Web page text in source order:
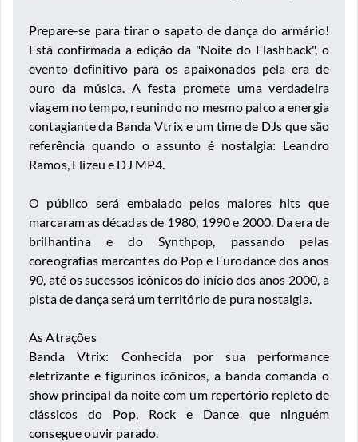
Prepare-se para tirar o sapato de dança do armário!
Está confirmada a edição da "Noite do Flashback", o
evento definitivo para os apaixonados pela era de
ouro da música. A festa promete uma verdadeira
viagem no tempo, reunindo no mesmo palco a energia
contagiante da Banda Vtrix e um time de DJs que são
referência quando o assunto é nostalgia: Leandro
Ramos, Elizeu e DJ MP4.
​O público será embalado pelos maiores hits que
marcaram as décadas de 1980, 1990 e 2000. Da era de
brilhantina e do Synthpop, passando pelas
coreografias marcantes do Pop e Eurodance dos anos
90, até os sucessos icônicos do início dos anos 2000, a
pista de dança será um território de pura nostalgia.
​As Atrações
​Banda Vtrix: Conhecida por sua performance
eletrizante e figurinos icônicos, a banda comanda o
show principal da noite com um repertório repleto de
clássicos do Pop, Rock e Dance que ninguém
consegue ouvir parado.